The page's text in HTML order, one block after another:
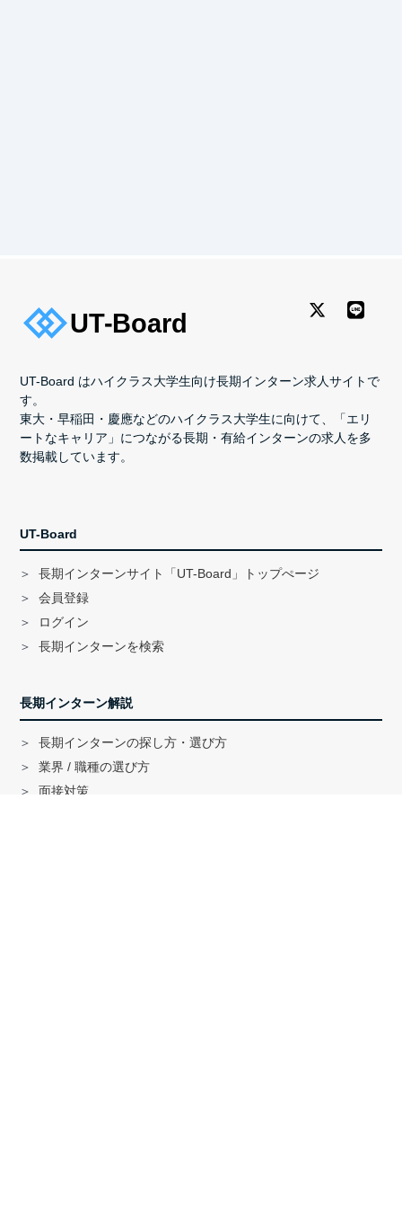
UT-Board はハイクラス大学生向け長期インターン求人サイトで
す。
東大・早稲田・慶應などのハイクラス大学生に向けて、「エリ
ートなキャリア」につながる長期・有給インターンの求人を多
数掲載しています。
UT-Board
長期インターンサイト「UT-Board」トップぺージ
会員登録
ログイン
長期インターンを検索
長期インターン解説
長期インターンの探し方・選び方
業界 / 職種の選び方
面接対策